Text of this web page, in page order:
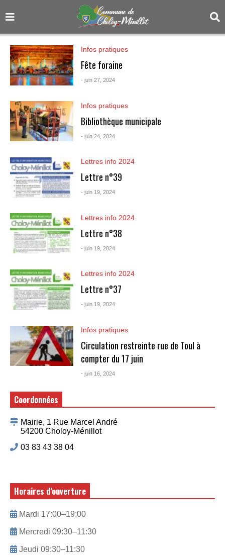
Infos pratiques
Fête foraine
- juin 27, 2024
Infos pratiques
Bibliothèque municipale
- juin 24, 2024
Lettres info 2024
Lettre n°39
- juin 19, 2024
Lettres info 2024
Lettre n°38
- juin 19, 2024
Lettres info 2024
Lettre n°37
- juin 19, 2024
Infos pratiques
Circulation restreinte rue de Toul à
compter du 17 juin
- juin 16, 2024
Coordonnées
Mairie, 1 Rue Marcel André
54200 Choloy-Ménillot
03 83 43 38 04
Horaires d’ouverture
Mardi 17:00–19:00
Mercredi 09:30–11:30
Jeudi 09:30–11:30